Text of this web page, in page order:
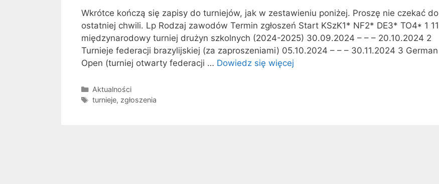
Wkrótce kończą się zapisy do turniejów, jak w zestawieniu poniżej. Proszę nie czekać do
ostatniej chwili. Lp Rodzaj zawodów Termin zgłoszeń Start KSzK1* NF2* DE3* TO4* 1 11
międzynarodowy turniej drużyn szkolnych (2024-2025) 30.09.2024 – – – 20.10.2024 2
Turnieje federacji brazylijskiej (za zaproszeniami) 05.10.2024 – – – 30.11.2024 3 German
Open (turniej otwarty federacji … Dowiedz się więcej
Kategorie
Aktualności
Tagi
turnieje, zgłoszenia